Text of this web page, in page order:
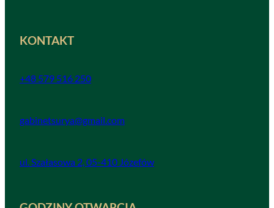
KONTAKT
+48 579 516 250
gabinetsurya@gmail.com
ul. Szałasowa 2, 05-410 Józefów